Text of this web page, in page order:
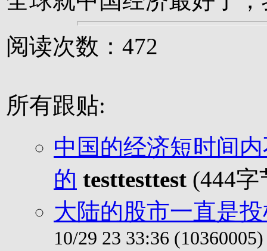
阅读次数：472
所有跟贴:
中国的经济短时间
的 testtesttest (444
大陆的股市一直是
10/29 23 33:36 (10360005)